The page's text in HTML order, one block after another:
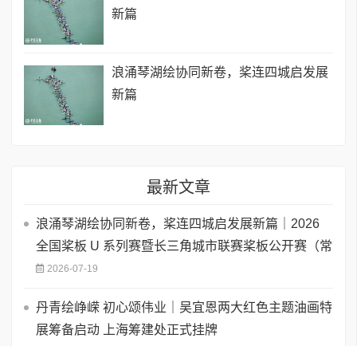
新篇
浪涌琴湖绘协同新卷，桨连四城启发展
新篇
最新文章
浪涌琴湖绘协同新卷，桨连四城启发展新篇｜2026
全国桨板 U 系列赛暨长三角城市联赛桨板公开赛（常
2026-07-19
丹青绘峥嵘 初心颂伟业｜吴宜恩两大红色主题油画特
展筹备启动 上海筹建处正式挂牌